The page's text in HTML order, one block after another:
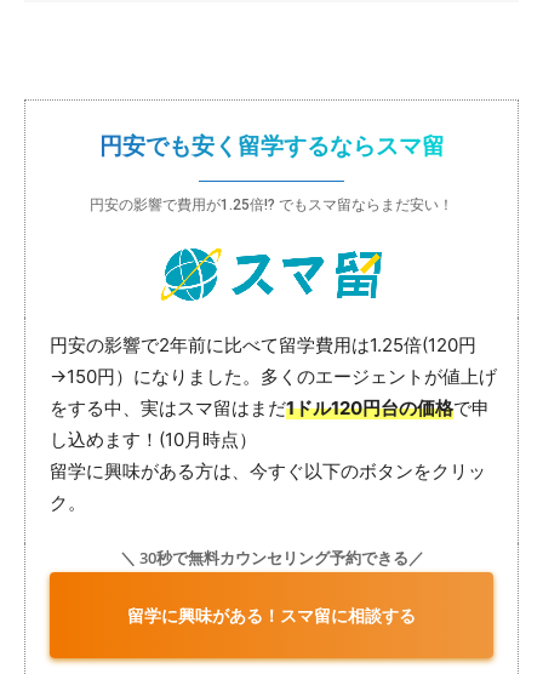
円安でも安く留学するならスマ留
円安の影響で費用が1.25倍!? でもスマ留ならまだ安い！
円安の影響で2年前に比べて留学費用は1.25倍(120円
→150円）になりました。多くのエージェントが値上げ
をする中、実はスマ留はまだ1ドル120円台の価格で申
し込めます！(10月時点）
留学に興味がある方は、今すぐ以下のボタンをクリッ
ク。
＼ 30秒で無料カウンセリング予約できる／
留学に興味がある！スマ留に相談する